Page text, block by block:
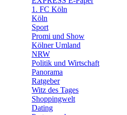
1. FC Köln
Köln
Sport
Promi und Show
Kölner Umland
NRW
Politik und Wirtschaft
Panorama
Ratgeber
Witz des Tages
Shoppingwelt
Dating